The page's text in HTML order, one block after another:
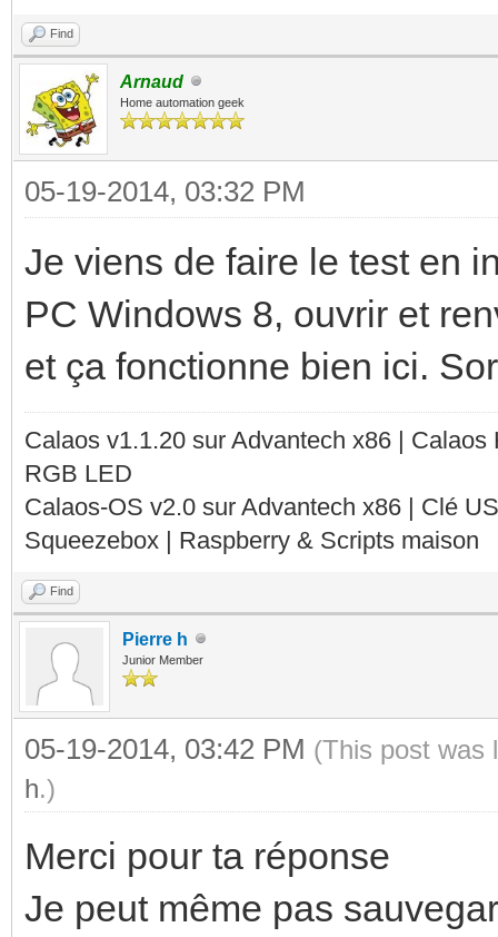
Find
Arnaud
Home automation geek
05-19-2014, 03:32 PM
Je viens de faire le test en
PC Windows 8, ouvrir et
et ça fonctionne bien ici.
Calaos v1.1.20 sur Advantech x86 |
RGB LED
Calaos-OS v2.0 sur Advantech x86 | Clé
Squeezebox | Raspberry & Scripts maison
Find
Pierre h
Junior Member
05-19-2014, 03:42 PM (This post was
h.)
Merci pour ta réponse
Je peut même pas